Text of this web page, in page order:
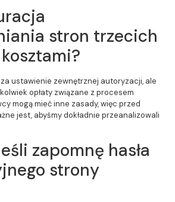
stron trzecich
ustawienie zewnętrznej autoryzacji, ale
opłaty związane z procesem
mogą mieć inne zasady, więc przed
jest, abyśmy dokładnie przeanalizowali
zapomnę hasła
strony